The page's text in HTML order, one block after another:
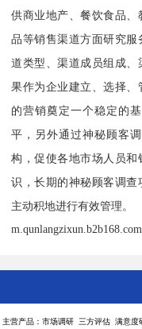
供商业地产、餐饮食品
品等销售渠道方面研究
道类型、渠道成员组成
果作为企业建立、选择
的营销奠定一个稳定的
平，另外通过神秘顾客
构，促使各地市场人员
识，长期的神秘顾客调
主动积地进行有效管理。
m.qunlangzixun.b2b168.com
主营产品：市场调研 三方评估 满意